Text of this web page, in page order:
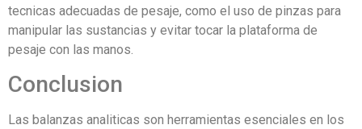
tecnicas adecuadas de pesaje, como el uso de pinzas para
manipular las sustancias y evitar tocar la plataforma de
pesaje con las manos.
Conclusion
Las balanzas analiticas son herramientas esenciales en los